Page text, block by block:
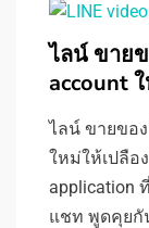
ไลน์ ขาย
account
ไลน์ ขายของ
ใหม่ให้เปลือ
application
แชท พูดคุยกั